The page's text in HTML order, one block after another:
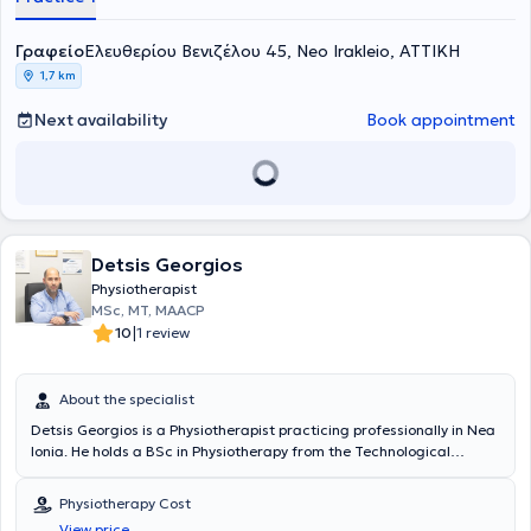
ΓραφείοΕλευθερίου Βενιζέλου 45, Neo Irakleio, ΑΤΤΙΚΗ
1,7 km
Next availability Book appointment
Detsis Georgios
Physiotherapist
MSc, MT, MAACP
10|1 review
About the specialist
Detsis Georgios is a Physiotherapist practicing professionally in Nea
Ionia. He holds a BSc in Physiotherapy from the Technological
of Pain from the University of Edinburgh, School of Medicine.
Additionally, he holds a Certificate in Cognitive and Behavioral
Physiotherapy Cost